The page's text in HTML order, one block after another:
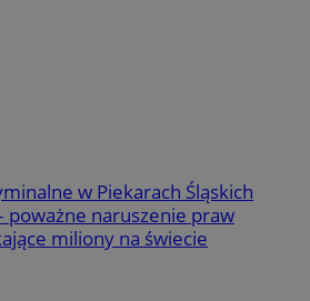
w Piekarach Śląskich
poważne naruszenie praw
miliony na świecie